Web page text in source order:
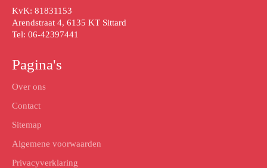
KvK: 81831153
Arendstraat 4, 6135 KT Sittard
Tel: 06-42397441
Pagina's
Over ons
Contact
Sitemap
Algemene voorwaarden
Privacyverklaring